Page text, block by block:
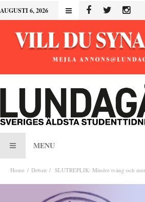
AUGUSTI 6, 2026
MENU
Home Debatt SLUTREPLIK: Mindre tvång och